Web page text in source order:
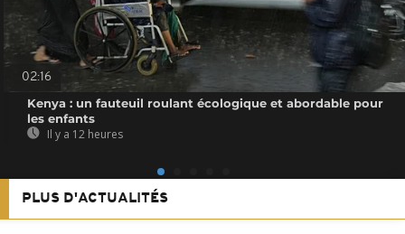
02:16
Kenya : un fauteuil roulant écologique et abordable pour
les enfants
Il y a 12 heures
PLUS D'ACTUALITÉS